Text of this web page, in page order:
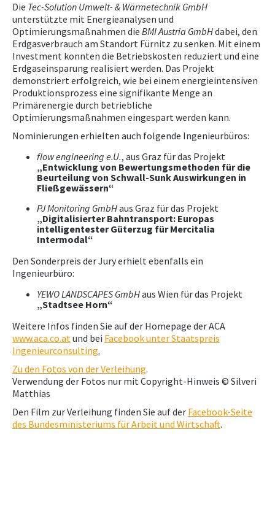
Die Tec-Solution Umwelt- & Wärmetechnik GmbH
unterstützte mit Energieanalysen und
Optimierungsmaßnahmen die BMI Austria GmbHdabei, den
Erdgasverbrauch am Standort Fürnitz zu senken. Mit einem
Investment konnten die Betriebskosten reduziert und eine
Erdgaseinsparung realisiert werden. Das Projekt
demonstriert erfolgreich, wie bei einem energieintensiven
Produktionsprozess eine signifikante Menge an
Primärenergie durch betriebliche
Optimierungsmaßnahmen eingespart werden kann.
Nominierungen erhielten auch folgende Ingenieurbüros:
flow engineering e.U., aus Graz für das Projekt
„Entwicklung von Bewertungsmethoden für die
Beurteilung von Schwall-Sunk Auswirkungen in
Fließgewässern“
PJ Monitoring GmbHaus Graz für das Projekt
„Digitalisierter Bahntransport: Europas
intelligentester Güterzug für Mercitalia
Intermodal“
Den Sonderpreis der Jury erhielt ebenfalls ein
Ingenieurbüro:
YEWO LANDSCAPES GmbHaus Wien für das Projekt
„Stadtsee Horn“
Weitere Infos finden Sie auf der Homepage der ACA
www.aca.co.atund bei Facebook unter Staatspreis
Ingenieurconsulting.
Zu den Fotos von der Verleihung.
Verwendung der Fotos nur mit Copyright-Hinweis © Silveri
Matthias
Den Film zur Verleihung finden Sie auf der Facebook-Seite
des Bundesministeriums für Arbeit und Wirtschaft.